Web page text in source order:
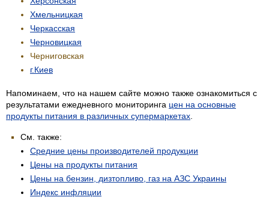
Хмельницкая
Черкасская
Черновицкая
Черниговская
г.Киев
Напоминаем, что на нашем сайте можно также ознакомиться с
результатами ежедневного мониторинга цен на основные
продукты питания в различных супермаркетах
См. также:
Средние цены производителей продукции
Цены на продукты питания
Цены на бензин, дизтопливо, газ на АЗС Украины
Индекс инфляции